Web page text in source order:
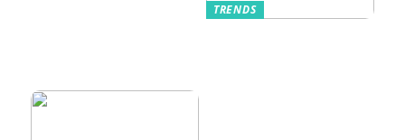
TRENDS